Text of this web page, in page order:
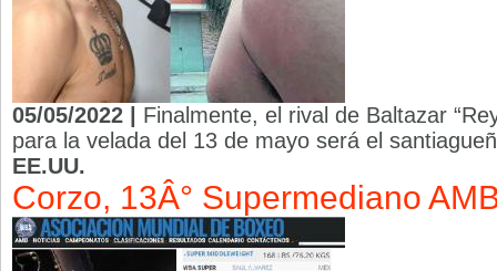
05/05/2022 | Finalmente, el rival de Baltazar
para la velada del 13 de mayo será el
EE.UU.
Corzo, 13Â° Supermediano